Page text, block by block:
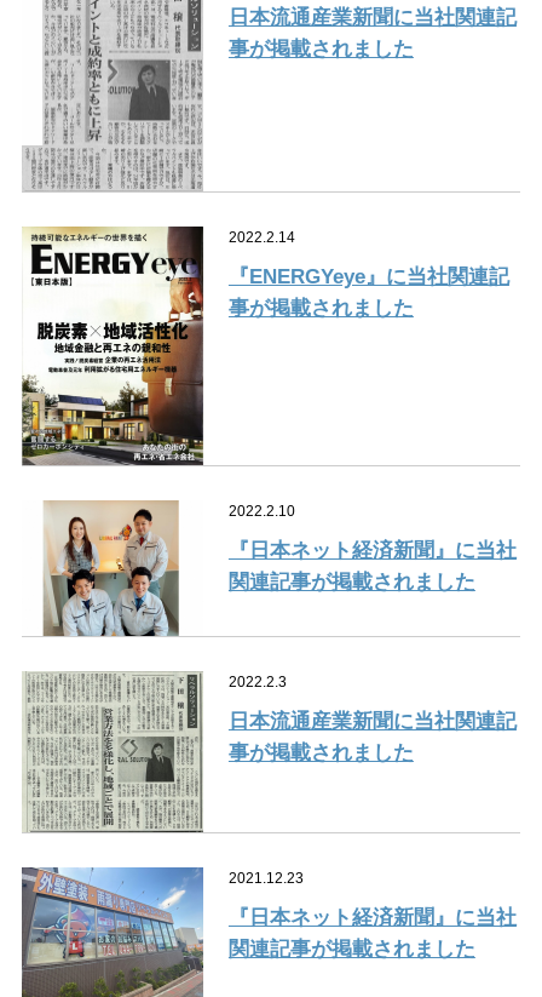
日本流通産業新聞に当社関連記
事が掲載されました
2022.2.14
『ENERGYeye』に当社関連記
事が掲載されました
2022.2.10
『日本ネット経済新聞』に当社
関連記事が掲載されました
2022.2.3
日本流通産業新聞に当社関連記
事が掲載されました
2021.12.23
『日本ネット経済新聞』に当社
関連記事が掲載されました